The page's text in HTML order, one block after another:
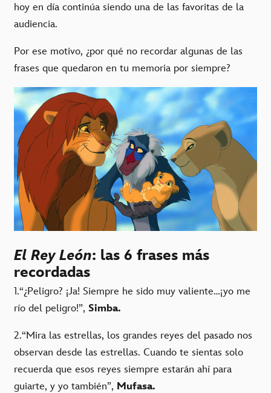
hoy en día continúa siendo una de las favoritas de la
audiencia.
Por ese motivo, ¿por qué no recordar algunas de las
frases que quedaron en tu memoria por siempre?
El Rey León: las 6 frases más
recordadas
1.“¿Peligro? ¡Ja! Siempre he sido muy valiente…¡yo me
río del peligro!”, Simba.
2.“Mira las estrellas, los grandes reyes del pasado nos
observan desde las estrellas. Cuando te sientas solo
recuerda que esos reyes siempre estarán ahí para
guiarte, y yo también”, Mufasa.